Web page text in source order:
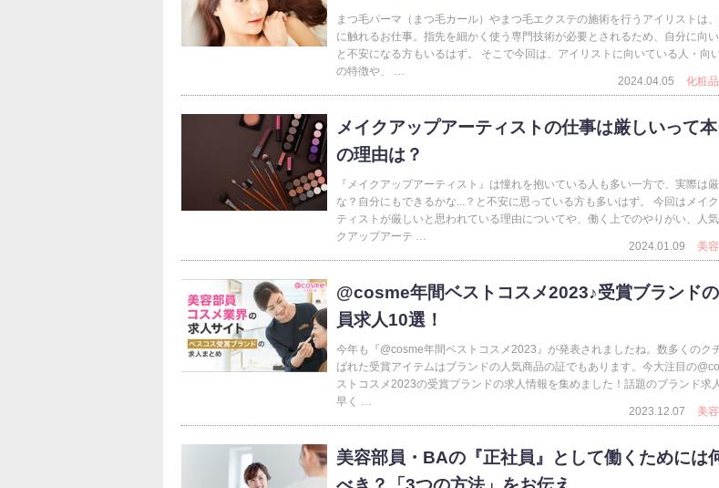
まつ毛パーマ（まつ毛カール）やまつ毛エクステの施術を行うアイリストは
に触れるお仕事。指先を細かく使う専門技術が必要とされるため、自分に向い
と不安になる方もいるはず。 そこで今回は、アイリストに向いている人・向
の特徴や、 …
2024.04.05
化粧
メイクアップアーティストの仕事は厳しいって
の理由は？
『メイクアップアーティスト』は憧れを抱いている人も多い一方で、実際は
な？自分にもできるかな...？と不安に思っている方も多いはず。 今回はメイ
ティストが厳しいと思われている理由についてや、働く上でのやりがい、人
クアップアーテ …
2024.01.09
美
@cosme年間ベストコスメ2023♪受賞ブランド
員求人10選！
今年も『@cosme年間ベストコスメ2023』が発表されましたね。数多くのク
ばれた受賞アイテムはブランドの人気商品の証でもあります。今大注目の
ストコスメ2023の受賞ブランドの求人情報を集めました！話題のブランド求
早く …
2023.12.07
美
美容部員・BAの『正社員』として働くためには